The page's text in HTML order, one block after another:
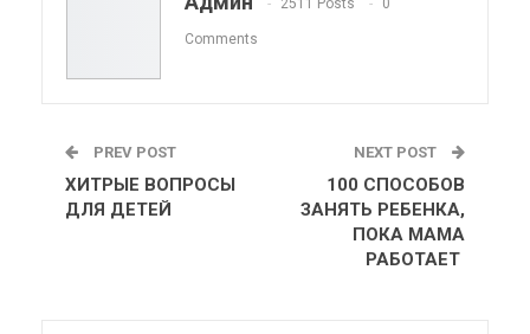
Linkedin
2511 Posts 0
Comments
PREV POST
ХИТРЫЕ ВОПРОСЫ
ДЛЯ ДЕТЕЙ
NEXT POST
100 СПОСОБОВ
ЗАНЯТЬ РЕБЕНКА,
ПОКА МАМА
РАБОТАЕТ